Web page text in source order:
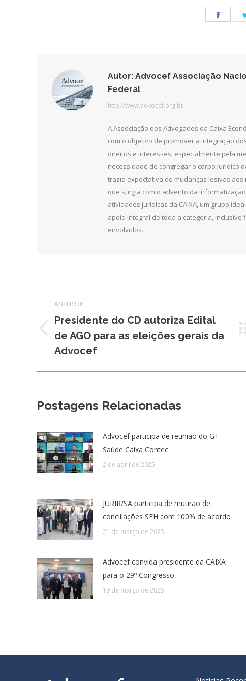
Share
Autor: Advocef Associação
Federal
http://www.advocef.org.br
A Associação dos Advogados da Caixa
com o objetivo de promover a integração
direitos e interesses, especialmente pela
necessidade de congregar o corpo jurídico
trazia expectativa de mudanças lesivas
que surgia com o advento da
atividades jurídicas da CAIXA, um grupo
apoio integral de toda a categoria,
envolvidos.
de
post:
ANTERIOR
Post
anterior:
Presidente do CD autoriza Edital
de AGO para as eleições gerais da
Advocef
Postagens Relacionadas
Advocef participa de reunião do GT
Saúde Caixa Contec
2 de abril de 2025
JURIR/SA participa de mutirão de
conciliações SFH com 100% de acordo
21 de março de 2025
Advocef convida presidente da CAIXA
para o 29º Congresso
19 de março de 2025